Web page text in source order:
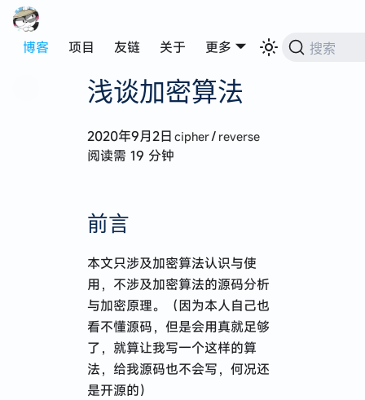
博客 项目 友链 关于 更多 搜索
浅谈加密算法
2020年9月2日 cipher/ reverse
阅读需 19 分钟
前言
本文只涉及加密算法认识与使
用，不涉及加密算法的源码分析
与加密原理。（因为本人自己也
看不懂源码，但是会用真就足够
了，就算让我写一个这样的算
法，给我源码也不会写，何况还
是开源的）